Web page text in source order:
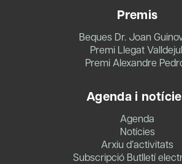
Premis
Beques Dr. Joan
Premi Llegat
Premi Alexandre
Agenda i
Agenda
Notícies
Arxiu d’activitats
Subscripció Butlletí